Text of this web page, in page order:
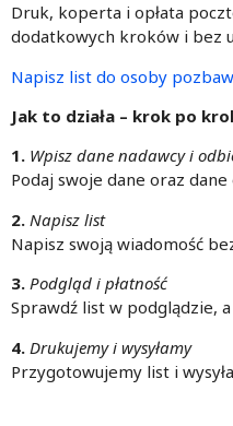
Druk, koperta i opłata
dodatkowych kroków i bez
Napisz list do osoby
Jak to działa – krok po
1. Wpisz dane nadawcy i
Podaj swoje dane oraz
2. Napisz list
Napisz swoją wiadomość
3. Podgląd i płatność
Sprawdź list w podglądzie,
4. Drukujemy i wysyłamy
Przygotowujemy list i